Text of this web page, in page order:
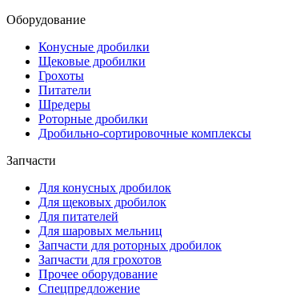
Оборудование
Конусные дробилки
Щековые дробилки
Грохоты
Питатели
Шредеры
Роторные дробилки
Дробильно-сортировочные комплексы
Запчасти
Для конусных дробилок
Для щековых дробилок
Для питателей
Для шаровых мельниц
Запчасти для роторных дробилок
Запчасти для грохотов
Прочее оборудование
Спецпредложение